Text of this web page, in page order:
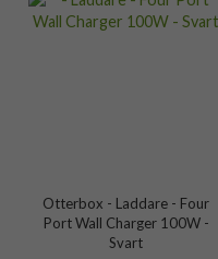
Otterbox - Laddare - Four
Port Wall Charger 100W -
Svart